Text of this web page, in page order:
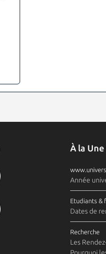
À la
Année
Etudiants &
Dates de
Recherche
Les
Pourquoi